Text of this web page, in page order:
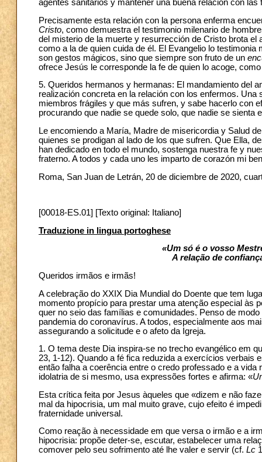
agentes sanitarios y mantener una buena relación con las
Precisamente esta relación con la persona enferma
Cristo, como demuestra el testimonio milenario de
del misterio de la muerte y resurrección de Cristo brota el
como a la de quien cuida de él. El Evangelio lo
son gestos mágicos, sino que siempre son fruto de un
ofrece Jesús le corresponde la fe de quien lo acoge,
5. Queridos hermanos y hermanas: El mandamiento del
realización concreta en la relación con los enfermos.
miembros frágiles y que más sufren, y sabe hacerlo con
procurando que nadie se quede solo, que nadie se sienta
Le encomiendo a María, Madre de misericordia y Salud
quienes se prodigan al lado de los que sufren. Que Ella,
han dedicado en todo el mundo, sostenga nuestra fe y
fraterno. A todos y cada uno les imparto de corazón mi
Roma, San Juan de Letrán, 20 de diciembre de 2020,
[00018-ES.01] [Texto original: Italiano]
Traduzione in lingua portoghese
«Um só é o vosso
A relação de
Queridos irmãos e irmãs!
A celebração do XXIX Dia Mundial do Doente que tem
momento propício para prestar uma atenção especial às
quer no seio das famílias e comunidades. Penso de
pandemia do coronavírus. A todos, especialmente aos
assegurando a solicitude e o afeto da Igreja.
1. O tema deste Dia inspira-se no trecho evangélico em
23, 1-12). Quando a fé fica reduzida a exercícios verbais
então falha a coerência entre o credo professado e a
idolatria de si mesmo, usa expressões fortes e afirma: «
Esta crítica feita por Jesus àqueles que «dizem e não
mal da hipocrisia, um mal muito grave, cujo efeito é
fraternidade universal.
Como reação à necessidade em que versa o irmão e a
hipocrisia: propõe deter-se, escutar, estabelecer uma
comover pelo seu sofrimento até lhe valer e servir (cf. Lc